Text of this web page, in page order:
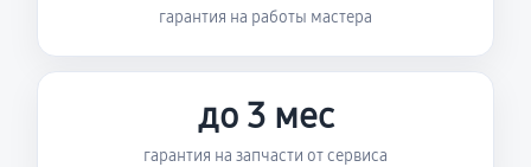
гарантия на работы мастера
до 3 мес
гарантия на запчасти от сервиса